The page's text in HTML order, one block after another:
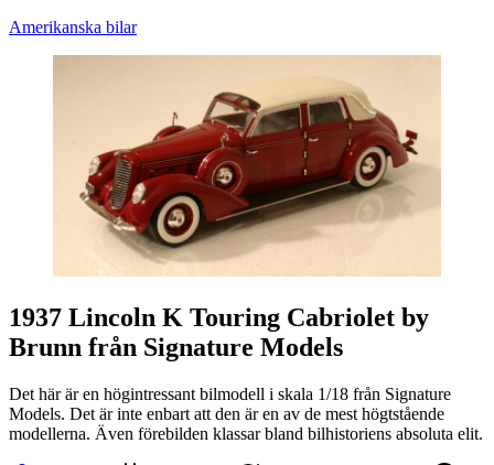
Amerikanska bilar
1937 Lincoln K Touring Cabriolet by
Brunn från Signature Models
Det här är en högintressant bilmodell i skala 1/18 från Signature
Models. Det är inte enbart att den är en av de mest högtstående
modellerna. Även förebilden klassar bland bilhistoriens absoluta elit.